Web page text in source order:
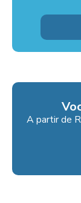
A partir de